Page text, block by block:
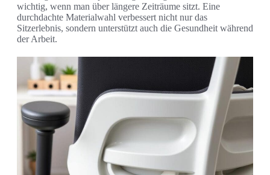
wichtig, wenn man über längere Zeiträume sitzt. Eine
durchdachte Materialwahl verbessert nicht nur das
Sitzerlebnis, sondern unterstützt auch die Gesundheit während
der Arbeit.